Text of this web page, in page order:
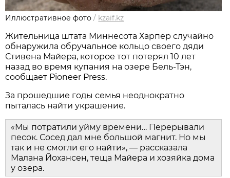
Иллюстративное фото / kzaif.kz
Жительница штата Миннесота Харпер случайно
обнаружила обручальное кольцо своего дяди
Стивена Майера, которое тот потерял 10 лет
назад во время купания на озере Бель-Тэн,
сообщает Pioneer Press.
За прошедшие годы семья неоднократно
пыталась найти украшение.
«Мы потратили уйму времени… Перерывали
песок. Сосед дал мне большой магнит. Но мы
так и не смогли его найти», — рассказала
Малана Йохансен, теща Майера и хозяйка дома
у озера.